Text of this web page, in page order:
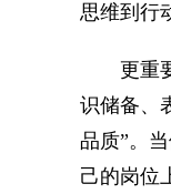
思维到行
更重要
识储备、
品质”。
己的岗位